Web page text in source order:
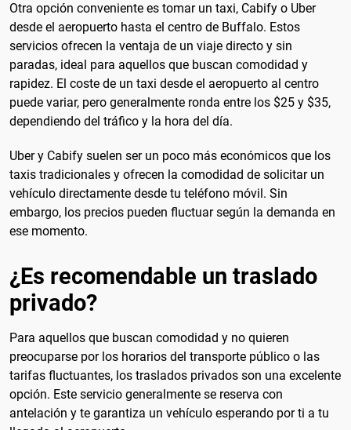
Otra opción conveniente es tomar un taxi, Cabify o Uber
desde el aeropuerto hasta el centro de Buffalo. Estos
servicios ofrecen la ventaja de un viaje directo y sin
paradas, ideal para aquellos que buscan comodidad y
rapidez. El coste de un taxi desde el aeropuerto al centro
puede variar, pero generalmente ronda entre los $25 y $35,
dependiendo del tráfico y la hora del día.
Uber y Cabify suelen ser un poco más económicos que los
taxis tradicionales y ofrecen la comodidad de solicitar un
vehículo directamente desde tu teléfono móvil. Sin
embargo, los precios pueden fluctuar según la demanda en
ese momento.
¿Es recomendable un traslado
privado?
Para aquellos que buscan comodidad y no quieren
preocuparse por los horarios del transporte público o las
tarifas fluctuantes, los traslados privados son una excelente
opción. Este servicio generalmente se reserva con
antelación y te garantiza un vehículo esperando por ti a tu